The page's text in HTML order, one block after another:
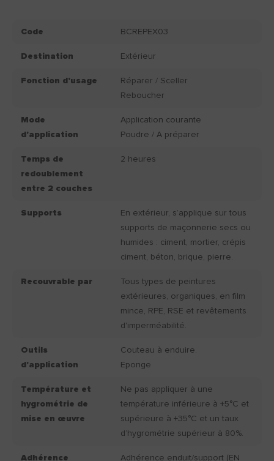
Code BCREPEX03
Destination Extérieur
Fonction d'usage
Réparer / Sceller
Reboucher
Mode
d'application
Application courante
Poudre / A préparer
Temps de
redoublement
entre 2 couches
2 heures
Supports
En extérieur, s’applique sur tous
supports de maçonnerie secs ou
humides : ciment, mortier, crépis
ciment, béton, brique, pierre.
Recouvrable par
Tous types de peintures
extérieures, organiques, en film
mince, RPE, RSE et revêtements
d'imperméabilité.
Outils
d'application
Couteau à enduire.
Eponge
Température et
hygrométrie de
mise en œuvre
Ne pas appliquer à une
température inférieure à +5°C et
supérieure à +35°C et un taux
d’hygrométrie supérieur à 80%.
Adhérence
Adhérence enduit/support (EN